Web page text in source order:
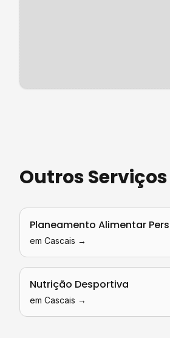
Outros
Planeamento Alimentar
em Cascais →
Nutrição Desportiva
em Cascais →